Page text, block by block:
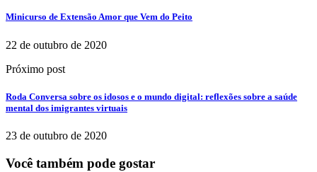
Minicurso de Extensão Amor que Vem do Peito
22 de outubro de 2020
Próximo post
Roda Conversa sobre os idosos e o mundo digital: reflexões sobre a saúde
mental dos imigrantes virtuais
23 de outubro de 2020
Você também pode gostar